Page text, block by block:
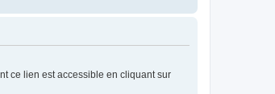
ce lien est accessible en cliquant sur